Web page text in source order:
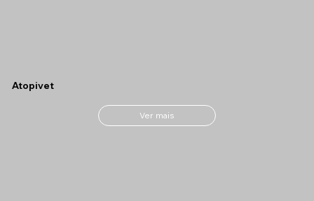
Atopivet
Ver mais